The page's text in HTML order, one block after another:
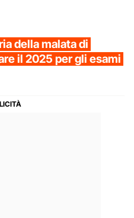
della malata di
il 2025 per gli esami